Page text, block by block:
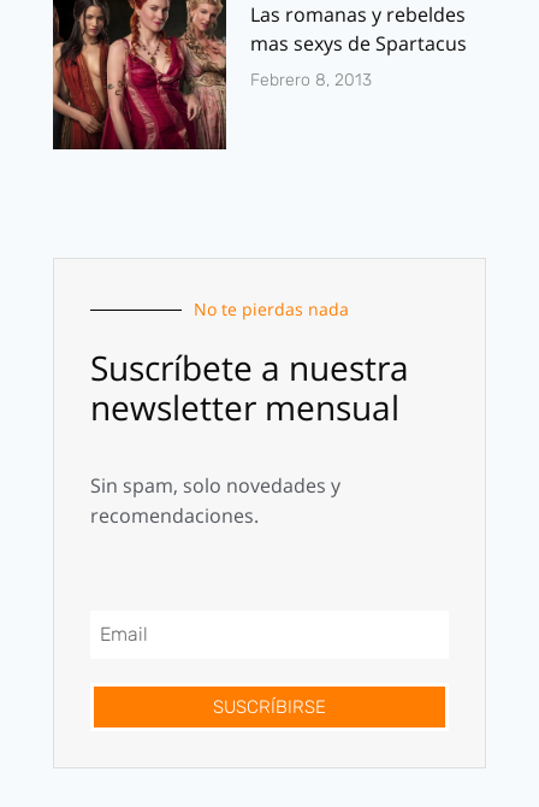
Las romanas y rebeldes
mas sexys de Spartacus
Febrero 8, 2013
No te pierdas nada
Suscríbete a nuestra
newsletter mensual
Sin spam, solo novedades y
recomendaciones.
SUSCRÍBIRSE